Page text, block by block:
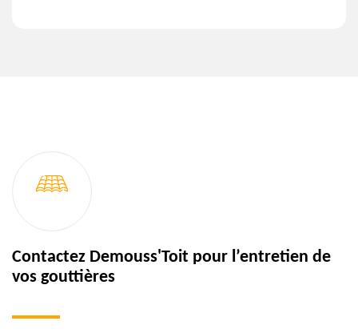
Contactez Demouss'Toit pour l’entretien de
vos gouttières